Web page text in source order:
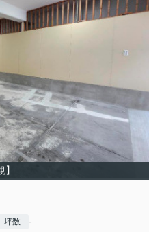
】
坪数 -